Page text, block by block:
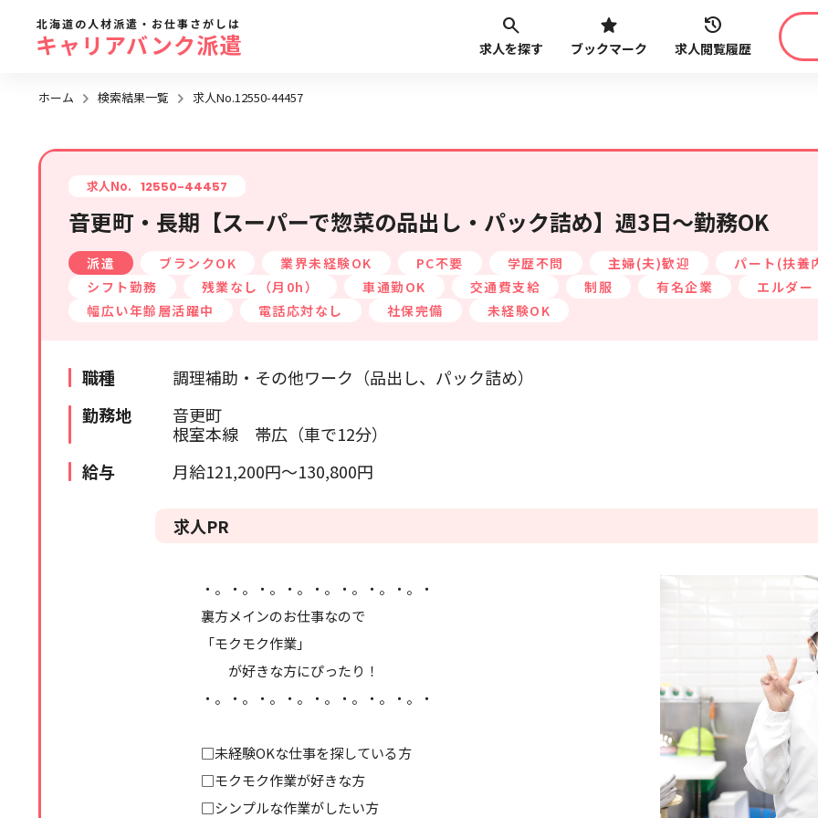
勤務地
札幌市全域
札幌市近郊エリア
旭川エリア
帯広・十勝・釧路エリア
北見・網走エリア
苫小牧・室蘭エリア
北海道全域
最近見た求人
求人履歴はありません。
最近利用した検索条件
検索履歴はありません。
北海道の人材派遣・お仕事さがしは
キャリアバンク派遣 求人を探す ブックマーク 求人閲覧履歴
ホーム 検索結果一覧 求人No.12550-44457
求人No. 12550-44457
音更町・長期【スーパーで惣菜の品出し・パック詰め】週3日～勤務OK
派遣 ブランクOK 業界未経験OK PC不要 学歴不問 主婦(夫)歓迎
パート(扶養
シフト勤務
残業なし（月0h） 車通勤OK 交通費支給 制服 有名企業
エルダ
幅広い年齢層活躍中
電話応対なし 社保完備 未経験OK
職種
調理補助・その他ワーク（品出し、パック詰め）
勤務地
音更町
根室本線 帯広（車で12分）
給与
月給121,200円～130,800円
求人PR
・。・。・。・。・。・。・。・。・
裏方メインのお仕事なので
「モクモク作業」
が好きな方にぴったり！
・。・。・。・。・。・。・。・。・
□未経験OKな仕事を探している方
□モクモク作業が好きな方
□シンプルな作業がしたい方